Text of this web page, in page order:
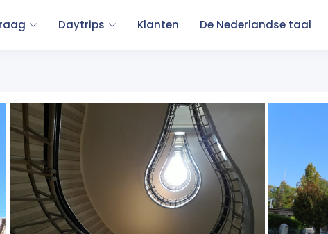
Daytrips Klanten De Nederlandse taal